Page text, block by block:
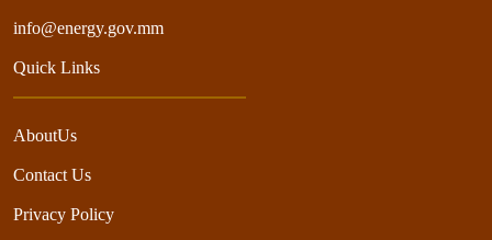
info@energy.gov.mm
Quick Links
AboutUs
Contact Us
Privacy Policy